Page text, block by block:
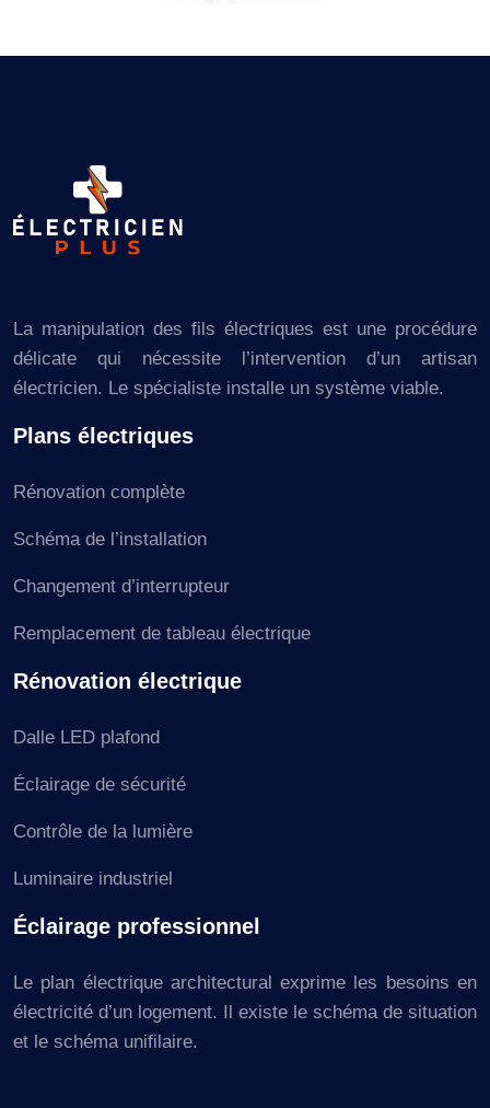
La manipulation des fils électriques est une procédure
délicate qui nécessite l’intervention d’un artisan
électricien. Le spécialiste installe un système viable.
Plans électriques
Rénovation complète
Schéma de l’installation
Changement d’interrupteur
Remplacement de tableau électrique
Rénovation électrique
Dalle LED plafond
Éclairage de sécurité
Contrôle de la lumière
Luminaire industriel
Éclairage professionnel
Le plan électrique architectural exprime les besoins en
électricité d’un logement. Il existe le schéma de situation
et le schéma unifilaire.